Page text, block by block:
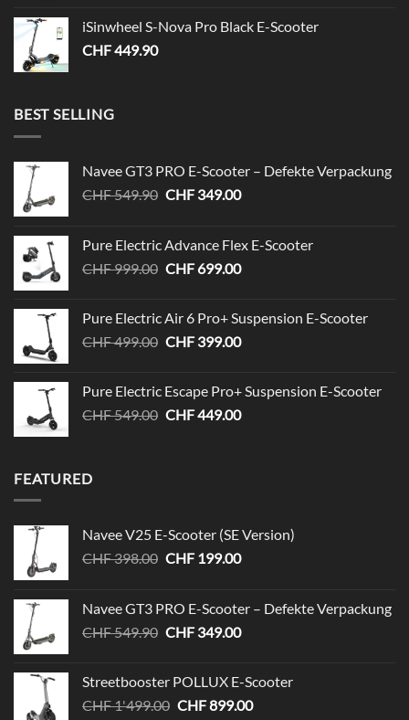
iSinwheel S-Nova Pro Black E-Scooter
CHF449.90
BEST SELLING
Navee GT3 PRO E-Scooter – Defekte Verpackung
CHF549.90 Ursprünglicher
CHF 549.90
CHF349.00Aktueller
CHF 349.00.
Pure Electric Advance Flex E-Scooter
CHF999.00 Ursprünglicher
CHF 999.00
CHF699.00Aktueller
CHF 699.00.
Pure Electric Air 6 Pro+ Suspension E-Scooter
CHF499.00 Ursprünglicher
CHF 499.00
CHF399.00Aktueller
CHF 399.00.
Pure Electric Escape Pro+ Suspension E-Scooter
CHF549.00 Ursprünglicher
CHF449.00Aktueller
FEATURED
Navee V25 E-Scooter (SE Version)
CHF398.00 Ursprünglicher
CHF 398.00
CHF199.00Aktueller
CHF 199.00.
Navee GT3 PRO E-Scooter – Defekte Verpackung
CHF549.90 Ursprünglicher
CHF 549.90
CHF349.00Aktueller
CHF 349.00.
Streetbooster POLLUX E-Scooter
CHF1'499.00 Ursprünglicher
CHF899.00Aktueller